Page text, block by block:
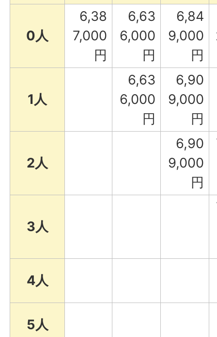
0人
6,38
7,000
円
6,63
6,000
円
6,84
9,000
円
1人
6,63
6,000
円
6,90
9,000
円
2人
6,90
9,000
円
3人
4人
5人